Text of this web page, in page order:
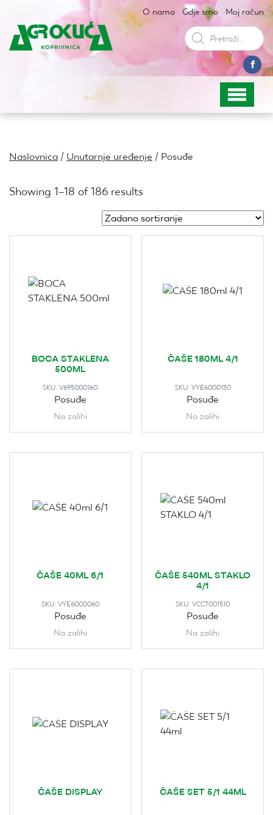
O nama Gdje smo Moj račun
Products
search
Naslovnica / Unutarnje uređenje / Posuđe
Showing 1–18 of 186 results
BOCA STAKLENA
500ML
SKU:V695000160
Posuđe
Na zalihi
ČAŠE 180ML 4/1
SKU: VYE6000130
Posuđe
Na zalihi
ČAŠE 40ML 6/1
SKU: VYE6000060
Posuđe
Na zalihi
ČAŠE 540ML STAKLO
4/1
SKU:VCC7001510
Posuđe
Na zalihi
ČAŠE DISPLAY ČAŠE SET 5/1 44ML